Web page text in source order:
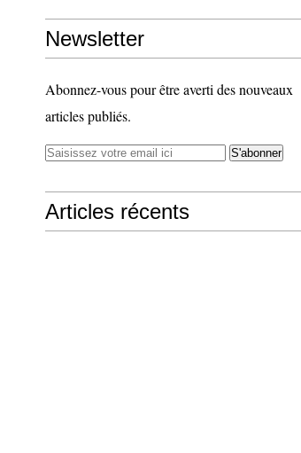
Newsletter
Abonnez-vous pour être averti des nouveaux
articles publiés.
Articles récents